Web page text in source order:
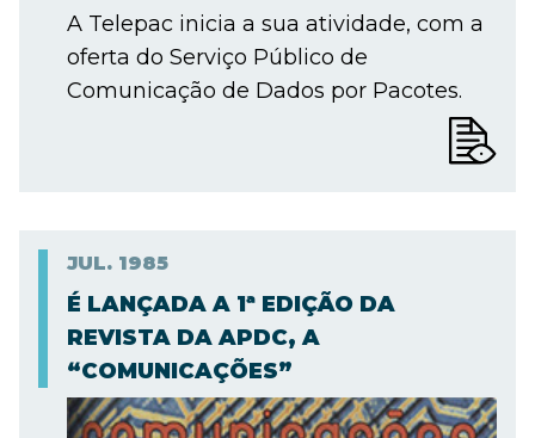
A Telepac inicia a sua atividade, com a
oferta do Serviço Público de
Comunicação de Dados por Pacotes.
JUL. 1985
É LANÇADA A 1ª EDIÇÃO DA
REVISTA DA APDC, A
“COMUNICAÇÕES”